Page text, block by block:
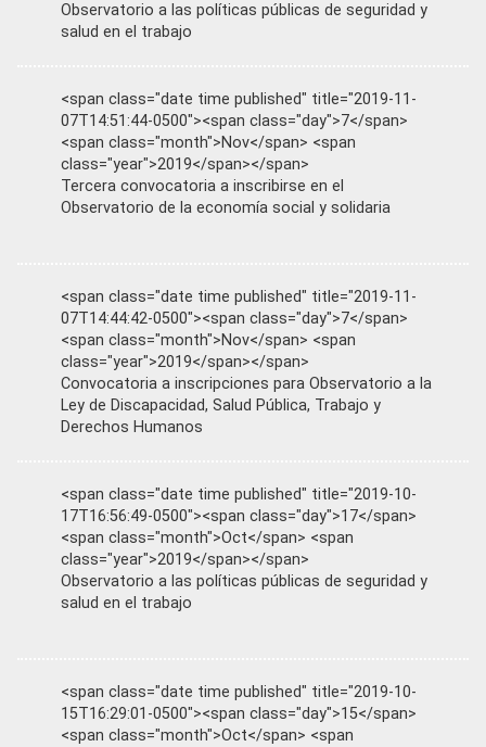
Observatorio a las políticas públicas de seguridad y
salud en el trabajo
<span class="date time published" title="2019-11-
07T14:51:44-0500"><span class="day">7</span>
<span class="month">Nov</span> <span
class="year">2019</span></span>
Tercera convocatoria a inscribirse en el
Observatorio de la economía social y solidaria
<span class="date time published" title="2019-11-
07T14:44:42-0500"><span class="day">7</span>
<span class="month">Nov</span> <span
class="year">2019</span></span>
Convocatoria a inscripciones para Observatorio a la
Ley de Discapacidad, Salud Pública, Trabajo y
Derechos Humanos
<span class="date time published" title="2019-10-
17T16:56:49-0500"><span class="day">17</span>
<span class="month">Oct</span> <span
class="year">2019</span></span>
Observatorio a las políticas públicas de seguridad y
salud en el trabajo
<span class="date time published" title="2019-10-
15T16:29:01-0500"><span class="day">15</span>
<span class="month">Oct</span> <span